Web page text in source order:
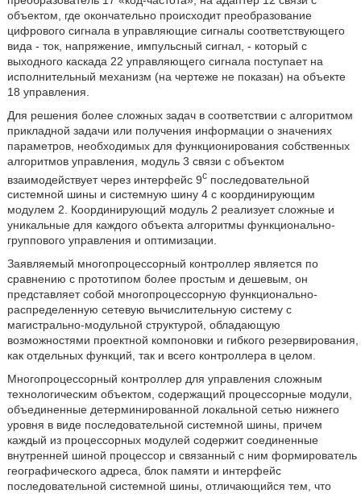
объектом, где окончательно происходит преобразование
цифрового сигнала в управляющие сигналы соответствующего
вида - ток, напряжение, импульсный сигнал, - который с
выходного каскада 22 управляющего сигнала поступает на
исполнительный механизм (на чертеже не показан) на объекте
18 управления.
Для решения более сложных задач в соответствии с алгоритмом
прикладной задачи или получения информации о значениях
параметров, необходимых для функционирования собственных
алгоритмов управления, модуль 3 связи с объектом
взаимодействует через интерфейс 9споследовательной
системной шины и системную шину 4 с координирующим
модулем 2. Координирующий модуль 2 реализует сложные и
уникальные для каждого объекта алгоритмы функционально-
группового управления и оптимизации.
Заявляемый многопроцессорный контроллер является по
сравнению с прототипом более простым и дешевым, он
представляет собой многопроцессорную функционально-
распределенную сетевую вычислительную систему с
магистрально-модульной структурой, обладающую
возможностями проектной компоновки и гибкого резервирования,
как отдельных функций, так и всего контроллера в целом.
Многопроцессорный контроллер для управления сложным
технологическим объектом, содержащий процессорные модули,
объединенные детерминированной локальной сетью нижнего
уровня в виде последовательной системной шины, причем
каждый из процессорных модулей содержит соединенные
внутренней шиной процессор и связанный с ним формирователь
географического адреса, блок памяти и интерфейс
последовательной системной шины, отличающийся тем, что